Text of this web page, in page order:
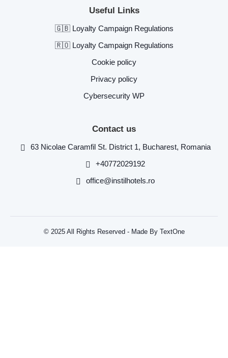
Useful Links
🇬🇧 Loyalty Campaign Regulations
🇷🇴 Loyalty Campaign Regulations
Cookie policy
Privacy policy
Cybersecurity WP
Contact us
63 Nicolae Caramfil St. District 1, Bucharest, Romania
+40772029192
office@instilhotels.ro
© 2025 All Rights Reserved - Made By TextOne